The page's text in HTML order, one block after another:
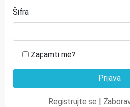
Šifra
Zapamti me?
Registrujte se |